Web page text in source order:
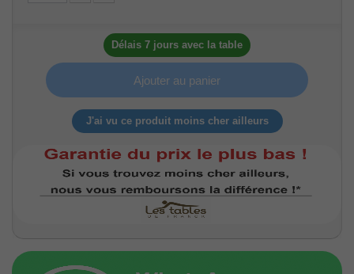
Délais 7 jours avec la table
Ajouter au panier
J'ai vu ce produit moins cher ailleurs